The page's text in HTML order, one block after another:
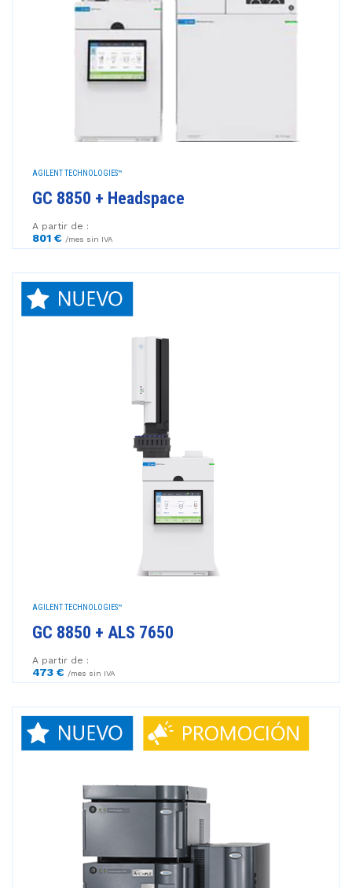
AGILENT TECHNOLOGIES™
GC 8850 + Headspace
A partir de :
801 € /mes sin IVA
AGILENT TECHNOLOGIES™
GC 8850 + ALS 7650
A partir de :
473 € /mes sin IVA